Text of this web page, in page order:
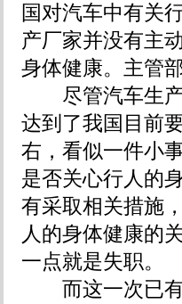
国对汽车中有关
产厂家并没有主
身体健康。主管
尽管汽车生产
达到了我国目前
右，看似一件小
是否关心行人的
有采取相关措施
人的身体健康的
一点就是失职。
而这一次已有